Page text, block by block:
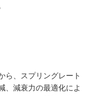
ら、スプリングレート
、減衰力の最適化によ